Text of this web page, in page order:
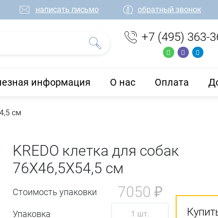
написать письмо обратный звонок
+7 (495) 363-
информация О нас Оплата
см
KREDO клетка для собак
76Х46,5Х54,5 см
Стоимость упаковки
Упаковка
7050 ₽
1 шт.